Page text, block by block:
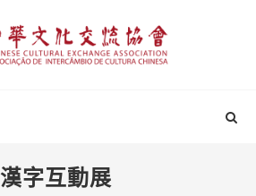
漢字互動展